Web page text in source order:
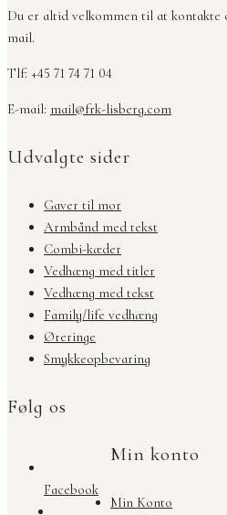
Du er altid velkommen til at kontakte
mail.
Tlf: +45 71 74 71 04
E-mail: mail@frk-lisberg.com
Udvalgte sider
Gaver til mor
Armbånd med tekst
Combi-kæder
Vedhæng med titler
Vedhæng med tekst
Family/life vedhæng
Øreringe
Smykkeopbevaring
Følg os
Facebook
Min konto
Min Konto